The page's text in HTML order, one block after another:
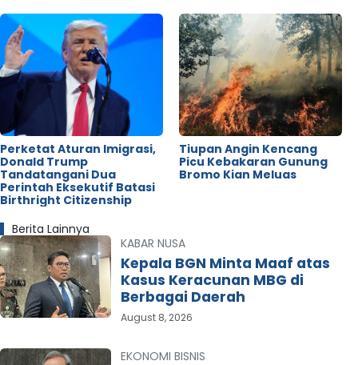
Perketat Aturan Imigrasi,
Donald Trump
Tandatangani Dua
Perintah Eksekutif Batasi
Birthright Citizenship
Tiupan Angin Kencang
Picu Kebakaran Gunung
Bromo Kian Meluas
Berita Lainnya
KABAR NUSA
Kepala BGN Minta Maaf atas
Kasus Keracunan MBG di
Berbagai Daerah
August 8, 2026
EKONOMI BISNIS